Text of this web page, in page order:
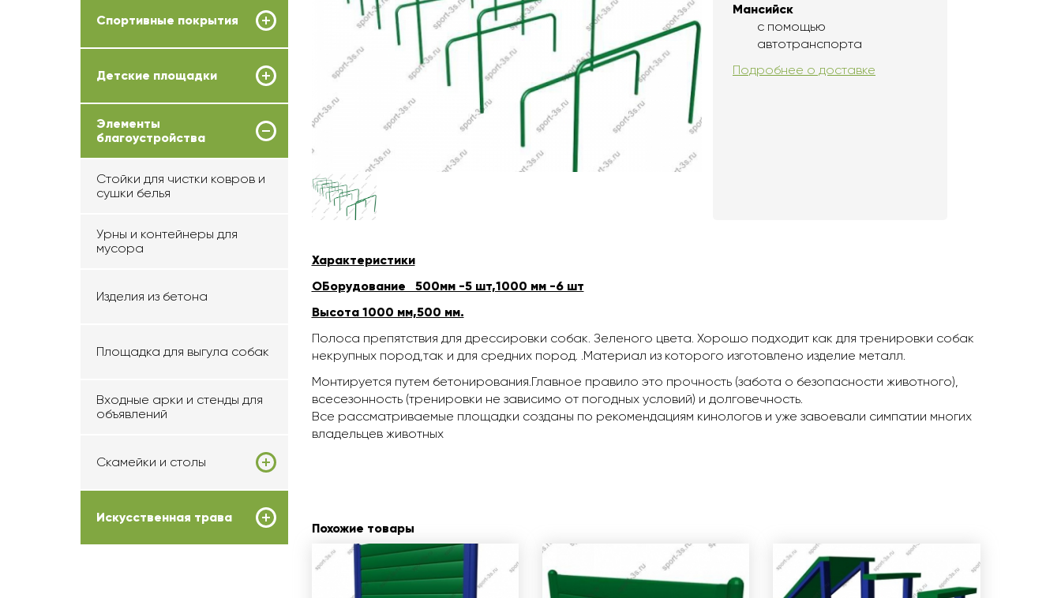
Спортивные покрытия
Детские площадки
Элементы
благоустройства
Стойки для чистки ковров и
сушки белья
Урны и контейнеры для
мусора
Изделия из бетона
Площадка для выгула собак
Входные арки и стенды для
объявлений
Скамейки и столы
Искусственная трава
Мансийск
с помощью
автотранспорта
Подробнее о доставке
Характеристики
ОБорудование 500мм -5 шт,1000 мм -6 шт
Высота 1000 мм,500 мм.
Полоса препятствия для дрессировки собак. Зеленого цвета. Хорошо подходит как для тренировки собак
некрупных пород,так и для средних пород. .Материал из которого изготовлено изделие металл.
Монтируется путем бетонирования. Главное правило это прочность (забота о безопасности животного),
всесезонность (тренировки не зависимо от погодных условий) и долговечность.
Все рассматриваемые площадки созданы по рекомендациям кинологов и уже завоевали симпатии многих
владельцев животных
Похожие товары